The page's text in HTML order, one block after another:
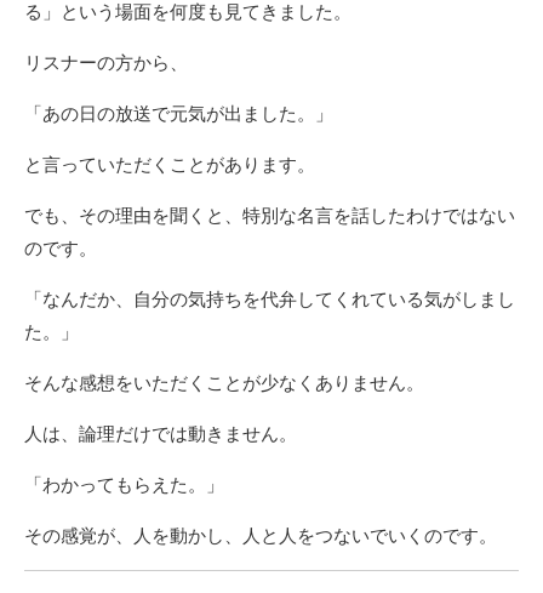
る」という場面を何度も見てきました。
リスナーの方から、
「あの日の放送で元気が出ました。」
と言っていただくことがあります。
でも、その理由を聞くと、特別な名言を話したわけではない
のです。
「なんだか、自分の気持ちを代弁してくれている気がしまし
た。」
そんな感想をいただくことが少なくありません。
人は、論理だけでは動きません。
「わかってもらえた。」
その感覚が、人を動かし、人と人をつないでいくのです。